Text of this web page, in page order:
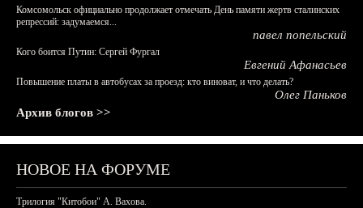
Комсомольск официально продолжает отмечать День памяти жертв сталинских
репрессий: задумаемся...
павел попельский
Кого боится Путин: Сергей Фургал
Евгений Афанасьев
Повышение платы в автобусах за проезд: кто виноват, и что делать?
Олег Паньков
Архив блогов >>
НОВОЕ НА ФОРУМЕ
Трилогия "Китобои" А. Вахова.